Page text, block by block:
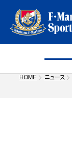
HOME ニュース